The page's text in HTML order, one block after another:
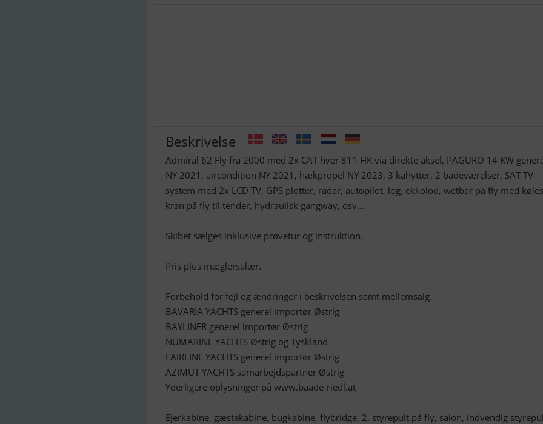
Beskrivelse
Admiral 62 Fly fra 2000 med 2x CAT hver 811 HK via direkte aksel, PAGURO 14 KW
NY 2021, aircondition NY 2021, hækpropel NY 2023, 3 kahytter, 2 badeværelser, SAT TV-
system med 2x LCD TV, GPS plotter, radar, autopilot, log, ekkolod, wetbar på fly med
kran på fly til tender, hydraulisk gangway, osv...
Skibet sælges inklusive prøvetur og instruktion.
Pris plus mæglersalær.
Forbehold for fejl og ændringer i beskrivelsen samt mellemsalg.
BAVARIA YACHTS generel importør Østrig
BAYLINER generel importør Østrig
NUMARINE YACHTS Østrig og Tyskland
FAIRLINE YACHTS generel importør Østrig
AZIMUT YACHTS samarbejdspartner Østrig
Yderligere oplysninger på www.baade-riedl.at
Ejerkabine, gæstekabine, bugkabine, flybridge, 2. styrepult på fly, salon, indvendig